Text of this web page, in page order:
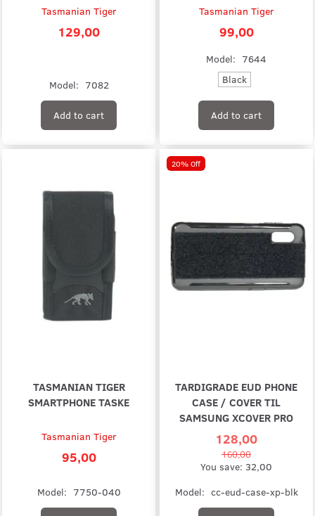
Tasmanian Tiger
129,00
Model: 7082
Add to cart
Tasmanian Tiger
99,00
Model: 7644
Black
Add to cart
TASMANIAN TIGER
SMARTPHONE TASKE
Tasmanian Tiger
95,00
Model: 7750-040
20% Off
TARDIGRADE EUD PHONE
CASE / COVER TIL
SAMSUNG XCOVER PRO
128,00
160,00
You save: 32,00
Model: cc-eud-case-xp-blk